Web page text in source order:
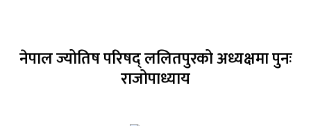
नेपाल ज्योतिष परिषद् ललितपुरको अध्यक्षमा पुनः
राजोपाध्याय